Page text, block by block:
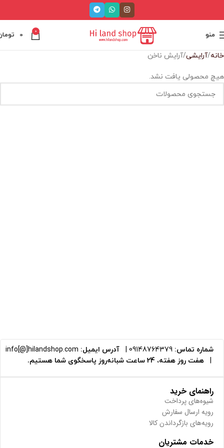
منو 0
0
خانه آرایشی آرایش ناخن
هیچ محصولی یافت نشد.
شماره تماس: 09148764379 آدرس ایمیل: info[@]hilandshop.com
هفت روز هفته، 24 ساعت شبانه‌روز پاسخگوی شما هستیم.
راهنمای خرید
شیوه‌های پرداخت
رویه ارسال سفارش
رویه‌های بازگرداندن کالا
خدمات مشتریان